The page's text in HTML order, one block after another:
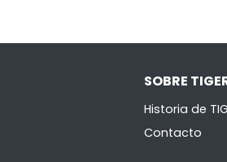
SOBRE
Historia de
Contacto